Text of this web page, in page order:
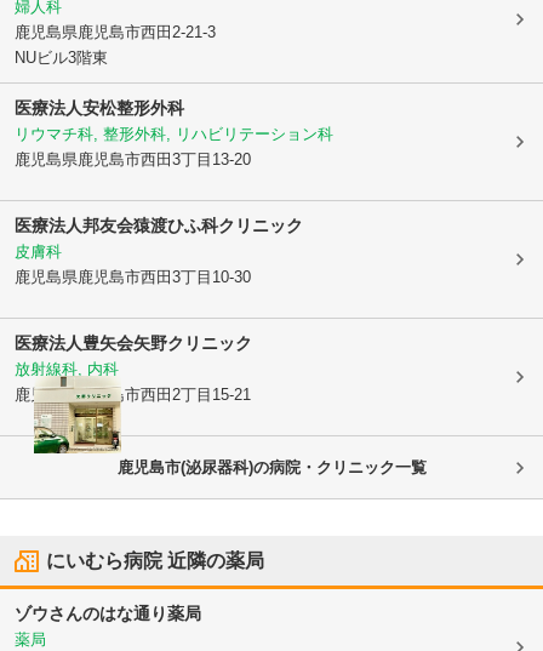
婦人科
鹿児島県鹿児島市西田2-21-3
NUビル3階東
医療法人安松整形外科
リウマチ科, 整形外科, リハビリテーション科
鹿児島県鹿児島市西田3丁目13-20
医療法人邦友会猿渡ひふ科クリニック
皮膚科
鹿児島県鹿児島市西田3丁目10-30
医療法人豊矢会矢野クリニック
放射線科, 内科
鹿児島県鹿児島市西田2丁目15-21
鹿児島市(泌尿器科)の病院・クリニック一覧
にいむら病院近隣の薬局
ゾウさんのはな通り薬局
薬局